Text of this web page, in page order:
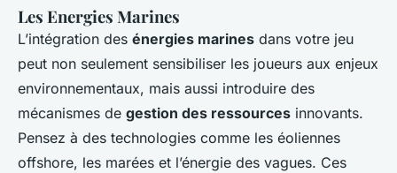
Les Energies Marines
L’intégration des énergies marines dans votre jeu
peut non seulement sensibiliser les joueurs aux enjeux
environnementaux, mais aussi introduire des
mécanismes de gestion des ressources innovants.
Pensez à des technologies comme les éoliennes
offshore, les marées et l’énergie des vagues. Ces